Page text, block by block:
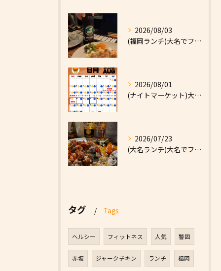
2026/08/03
(福岡ランチ)大名でファーストフードなら|High Five...
2026/08/01
(ナイトマーケット)大名でファーストフードなら|High F...
2026/07/23
(大名ランチ)大名でファーストフードなら|High Five...
タグ Tags
ヘルシー フィットネス 人気 警固
赤坂 ジャークチキン ランチ 福岡